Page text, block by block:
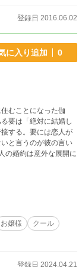
登録日 2016.06.02
に入り追加 0
むことになった伽
要は「絶対に結婚し
する。要には恋人が
と言うのが彼の言い
の婚約は意外な展開に
お嬢様
クール
登録日 2024.04.21